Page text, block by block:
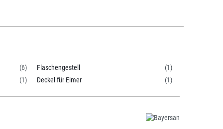
(6) Flaschengestell
(1)
(1)
Deckel für Eimer (1)